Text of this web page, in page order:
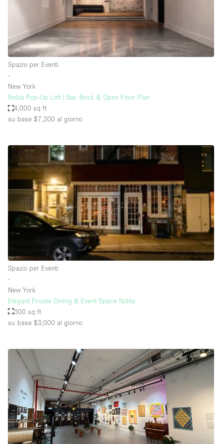
Esposizione di Automobili
Giardino
Illuminazione
Impianto audiovisivo
Industriale
Internet
Livello strada
Luce Diurna
Magazzino
Parcheggio privato
Piano terra
Riscaldamento
Sistema di sicurezza
Smoking Area
Spazio living
Terrace
Tetto / Terrazza
Vetrina
Vista incredibile
Water Access
Spazio per Eventi
∙
New York
Nolita Pop-Up Loft | Bar, Brick & Open Floor Plan
4,000 sq ft
su base $7,200 al giorno
Spazio per Eventi
∙
New York
Elegant Private Dining & Event Space Nolita
300 sq ft
su base $3,000 al giorno